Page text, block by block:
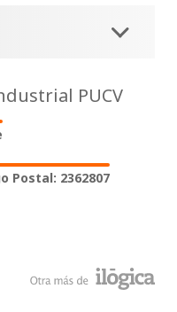
PUCV
Postal: 2362807